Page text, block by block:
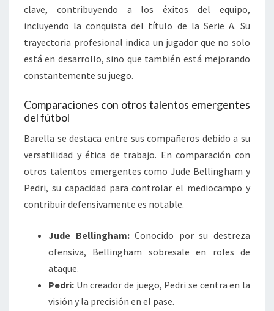
clave, contribuyendo a los éxitos del equipo,
incluyendo la conquista del título de la Serie A. Su
trayectoria profesional indica un jugador que no solo
está en desarrollo, sino que también está mejorando
constantemente su juego.
Comparaciones con otros talentos emergentes
del fútbol
Barella se destaca entre sus compañeros debido a su
versatilidad y ética de trabajo. En comparación con
otros talentos emergentes como Jude Bellingham y
Pedri, su capacidad para controlar el mediocampo y
contribuir defensivamente es notable.
Jude Bellingham:Conocido por su destreza
ofensiva, Bellingham sobresale en roles de
ataque.
Pedri: Un creador de juego, Pedri se centra en la
visión y la precisión en el pase.